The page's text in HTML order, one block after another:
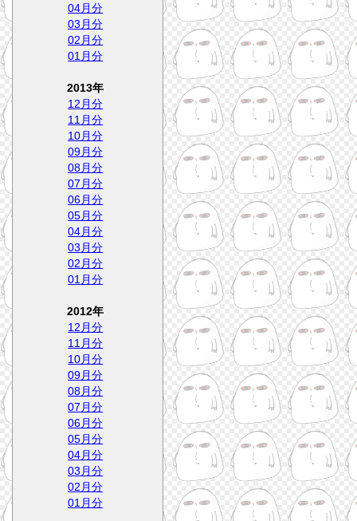
04月分
03月分
02月分
01月分
2013年
12月分
11月分
10月分
09月分
08月分
07月分
06月分
05月分
04月分
03月分
02月分
01月分
2012年
12月分
11月分
10月分
09月分
08月分
07月分
06月分
05月分
04月分
03月分
02月分
01月分